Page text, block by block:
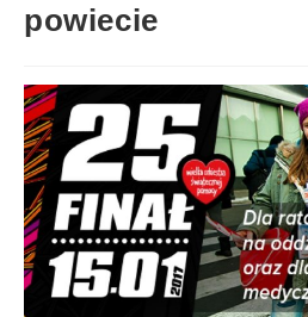
powiecie